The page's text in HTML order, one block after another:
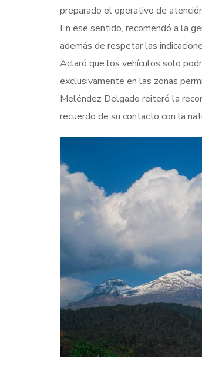
preparado el operativo de
En ese sentido, recomendó a la
además de respetar las
Aclaró que los vehículos solo
exclusivamente en las zonas
Meléndez Delgado reiteró la
recuerdo de su contacto con la